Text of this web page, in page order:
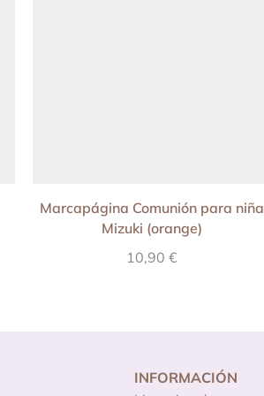
Marcapágina Comunión para niña
Mizuki (orange)
10,90 €
INFORMACIÓN